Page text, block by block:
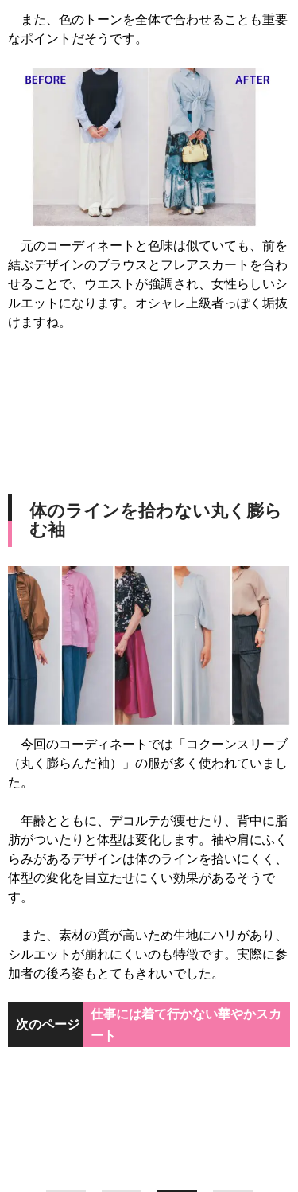
また、色のトーンを全体で合わせることも重要
なポイントだそうです。
元のコーディネートと色味は似ていても、前を
結ぶデザインのブラウスとフレアスカートを合わ
せることで、ウエストが強調され、女性らしいシ
ルエットになります。オシャレ上級者っぽく垢抜
けますね。
体のラインを拾わない丸く膨ら
む袖
今回のコーディネートでは「コクーンスリーブ
（丸く膨らんだ袖）」の服が多く使われていまし
た。
年齢とともに、デコルテが痩せたり、背中に脂
肪がついたりと体型は変化します。袖や肩にふく
らみがあるデザインは体のラインを拾いにくく、
体型の変化を目立たせにくい効果があるそうで
す。
また、素材の質が高いため生地にハリがあり、
シルエットが崩れにくいのも特徴です。実際に参
加者の後ろ姿もとてもきれいでした。
次のページ
仕事には着て行かない華やかスカ
ート